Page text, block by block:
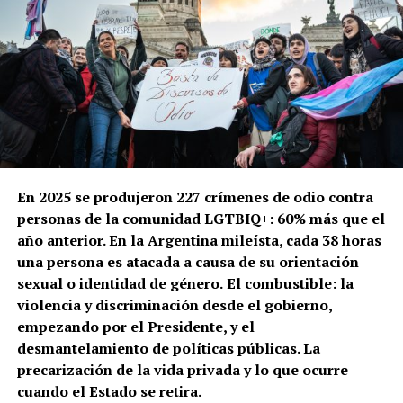
En 2025 se produjeron 227 crímenes de odio contra
personas de la comunidad LGTBIQ+: 60% más que el
año anterior. En la Argentina mileísta, cada 38 horas
una persona es atacada a causa de su orientación
sexual o identidad de género.El combustible: la
violencia y discriminación desde el gobierno,
empezando por el Presidente, y el
desmantelamiento de políticas públicas. La
precarización de la vida privada y lo que ocurre
cuando el Estado se retira.